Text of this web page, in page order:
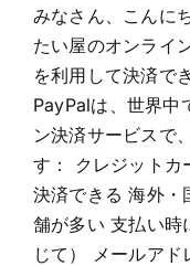
みなさん、こんに
たい屋のオンライ
を利用して決済で
PayPalは、世界中
ン決済サービスで
す： クレジットカ
決済できる 海外・
舗が多い 支払い時
じて） メールア